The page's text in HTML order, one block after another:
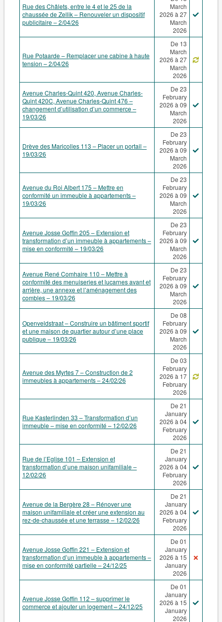
Rue des Châlets, entre le 4 et le 25 de la
chaussée de Zellik – Renouveler un dispositif
publicitaire – 2/04/26
March
2026 à 27
March
2026
Rue Potaarde – Remplacer une cabine à haute
tension – 2/04/26
De 13
March
2026 à 27
March
2026
Avenue Charles-Quint 420, Avenue Charles-
Quint 420C, Avenue Charles-Quint 476 –
changement d’utilisation d’un commerce –
19/03/26
De 23
February
2026 à 09
March
2026
Drève des Maricolles 113 – Placer un portail –
19/03/26
De 23
February
2026 à 09
March
2026
Avenue du Roi Albert 175 – Mettre en
conformité un immeuble à appartements –
19/03/26
De 23
February
2026 à 09
March
2026
Avenue Josse Goffin 205 – Extension et
transformation d’un immeuble à appartements –
mise en conformité – 19/03/26
De 23
February
2026 à 09
March
2026
Avenue René Comhaire 110 – Mettre à
conformité des menuiseries et lucarnes avant et
arrière, une annexe et l’aménagement des
combles – 19/03/26
De 23
February
2026 à 09
March
2026
Openveldstraat – Construire un bâtiment sportif
et une maison de quartier autour d’une place
publique – 19/03/26
De 08
February
2026 à 09
March
2026
Avenue des Myrtes 7 – Construction de 2
immeubles à appartements – 24/02/26
De 03
February
2026 à 17
February
2026
Rue Kasterlinden 33 – Transformation d’un
immeuble – mise en conformité – 12/02/26
De 21
January
2026 à 04
February
2026
Rue de l’Eglise 101 – Extension et
transformation d’une maison unifamiliale –
12/02/26
De 21
January
2026 à 04
February
2026
Avenue de la Bergère 28 – Rénover une
maison unifamiliale et créer une extension au
rez-de-chaussée et une terrasse – 12/02/26
De 21
January
2026 à 04
February
2026
Avenue Josse Goffin 221 – Extension et
transformation d’un immeuble à appartements –
mise en conformité partielle – 24/12/25
De 01
January
2026 à 15
January
2026
Avenue Josse Goffin 112 – supprimer le
commerce et ajouter un logement – 24/12/25
De 01
January
2026 à 15
January
2026